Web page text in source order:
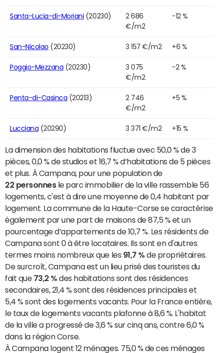
Santa-Lucia-di-Moriani (20230)
2 686
€/m2
-12 %
San-Nicolao (20230) 3 157 €/m2 +6 %
Poggio-Mezzana (20230)
3 075
€/m2
-2 %
Penta-di-Casinca (20213)
2 746
€/m2
+5 %
Lucciana (20290) 3 371 €/m2 +15 %
La dimension des habitations fluctue avec 50,0 % de 3
pièces, 0,0 % de studios et 16,7 % d’habitations de 5 pièces
et plus. À Campana, pour une population de
22 personnesle parc immobilier de la ville rassemble 56
logements, c'est à dire une moyenne de 0,4 habitant par
logement. La commune de la Haute-Corse se caractérise
également par une part de maisons de 87,5 % et un
pourcentage d’appartements de 10,7 %. Les résidents de
Campana sont 0 à être locataires. Ils sont en d'autres
termes moins nombreux que les 91,7 % de propriétaires.
De surcroît, Campana est un lieu prisé des touristes du
fait que 73,2 % des habitations sont des résidences
secondaires, 21,4 % sont des résidences principales et
5,4 % sont des logements vacants. Pour la France entière,
le taux de logements vacants plafonne à 8,6 %. L'habitat
de la ville a progressé de 3,6 % sur cinq ans, contre 6,0 %
dans la région Corse.
À Campana logent 12 ménages. 75,0 % de ces ménages